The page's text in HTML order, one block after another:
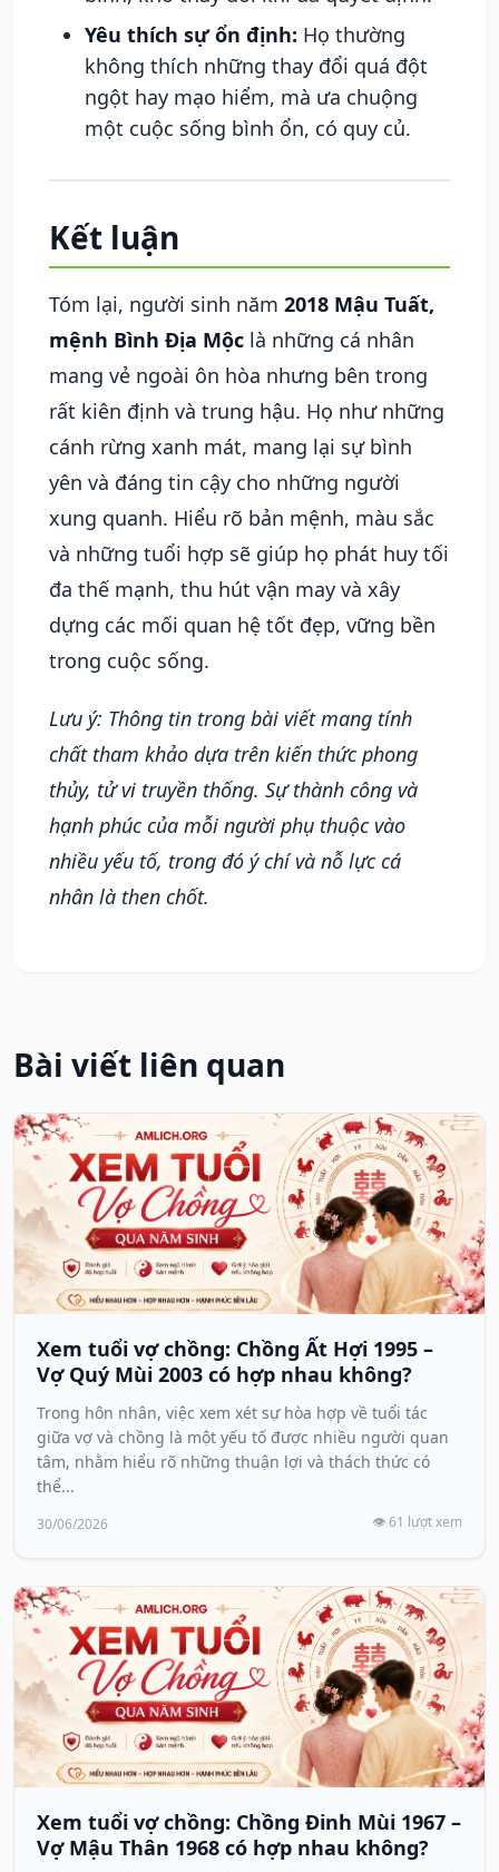
Yêu thích sự ổn định: Họ thường
không thích những thay đổi quá đột
ngột hay mạo hiểm, mà ưa chuộng
một cuộc sống bình ổn, có quy củ.
Kết luận
Tóm lại, người sinh năm 2018 Mậu Tuất,
mệnh Bình Địa Mộc là những cá nhân
mang vẻ ngoài ôn hòa nhưng bên trong
rất kiên định và trung hậu. Họ như những
cánh rừng xanh mát, mang lại sự bình
yên và đáng tin cậy cho những người
xung quanh. Hiểu rõ bản mệnh, màu sắc
và những tuổi hợp sẽ giúp họ phát huy tối
đa thế mạnh, thu hút vận may và xây
dựng các mối quan hệ tốt đẹp, vững bền
trong cuộc sống.
Lưu ý: Thông tin trong bài viết mang tính
chất tham khảo dựa trên kiến thức phong
thủy, tử vi truyền thống. Sự thành công và
hạnh phúc của mỗi người phụ thuộc vào
nhiều yếu tố, trong đó ý chí và nỗ lực cá
nhân là then chốt.
Bài viết liên quan
Xem tuổi vợ chồng: Chồng Ất Hợi 1995 –
Vợ Quý Mùi 2003 có hợp nhau không?
Trong hôn nhân, việc xem xét sự hòa hợp về tuổi tác
giữa vợ và chồng là một yếu tố được nhiều người quan
tâm, nhằm hiểu rõ những thuận lợi và thách thức có
thể...
30/06/2026 👁️ 61 lượt xem
Xem tuổi vợ chồng: Chồng Đinh Mùi 1967 –
Vợ Mậu Thân 1968 có hợp nhau không?